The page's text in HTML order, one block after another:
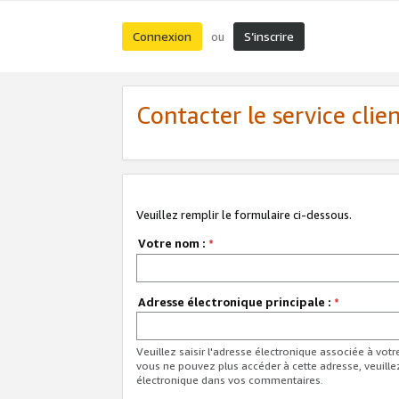
Connexion ou S’inscrire
Contacter le service
Veuillez remplir le formulaire ci-dessous.
Votre nom : *
Adresse électronique principale : *
Veuillez saisir l'adresse électronique associée à
vous ne pouvez plus accéder à cette adresse,
électronique dans vos commentaires.